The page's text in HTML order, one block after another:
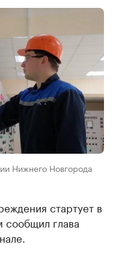
Нижнего Новгорода
стартует в
глава